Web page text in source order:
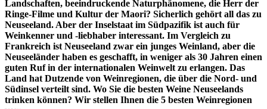
Landschaften, beeindruckende Naturphänomene, die Herr der
Ringe-Filme und Kultur der Maori? Sicherlich gehört all das zu
Neuseeland. Aber der Inselstaat im Südpazifik ist auch für
Weinkenner und -liebhaber interessant. Im Vergleich zu
Frankreich ist Neuseeland zwar ein junges Weinland, aber die
Neuseeländer haben es geschafft, in weniger als 30 Jahren einen
guten Ruf in der internationalen Weinwelt zu erlangen. Das
Land hat Dutzende von Weinregionen, die über die Nord- und
Südinsel verteilt sind. Wo Sie die besten Weine Neuseelands
trinken können? Wir stellen Ihnen die 5 besten Weinregionen